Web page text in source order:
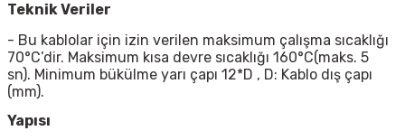
Teknik Veriler
- Bu kablolar için izin verilen maksimum çalışma sıcaklığı
70°C’dir. Maksimum kısa devre sıcaklığı 160°C(maks. 5
sn). Minimum bükülme yarı çapı 12*D , D: Kablo dış çapı
(mm).
Yapısı